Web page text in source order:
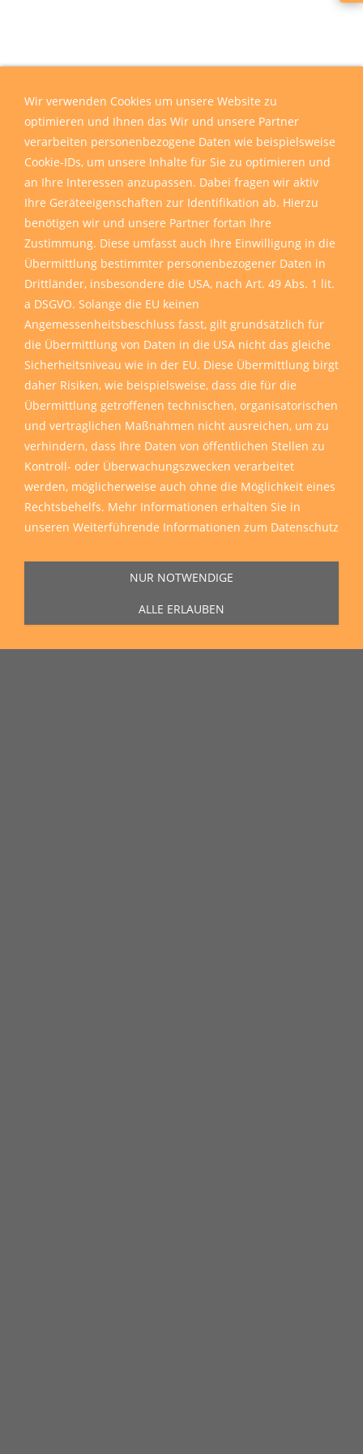
Wir verwenden Cookies um unsere Website zu
optimieren und Ihnen das Wir und unsere Partner
verarbeiten personenbezogene Daten wie beispielsweise
Cookie-IDs, um unsere Inhalte für Sie zu optimieren und
an Ihre Interessen anzupassen. Dabei fragen wir aktiv
Ihre Geräteeigenschaften zur Identifikation ab. Hierzu
benötigen wir und unsere Partner fortan Ihre
Zustimmung. Diese umfasst auch Ihre Einwilligung in die
Übermittlung bestimmter personenbezogener Daten in
Drittländer, insbesondere die USA, nach Art. 49 Abs. 1 lit.
a DSGVO. Solange die EU keinen
Angemessenheitsbeschluss fasst, gilt grundsätzlich für
die Übermittlung von Daten in die USA nicht das gleiche
Sicherheitsniveau wie in der EU. Diese Übermittlung birgt
daher Risiken, wie beispielsweise, dass die für die
Übermittlung getroffenen technischen, organisatorischen
und vertraglichen Maßnahmen nicht ausreichen, um zu
verhindern, dass Ihre Daten von öffentlichen Stellen zu
Kontroll- oder Überwachungszwecken verarbeitet
werden, möglicherweise auch ohne die Möglichkeit eines
Rechtsbehelfs. Mehr Informationen erhalten Sie in
unseren Weiterführende Informationen zum Datenschutz
NUR NOTWENDIGE
ALLE ERLAUBEN